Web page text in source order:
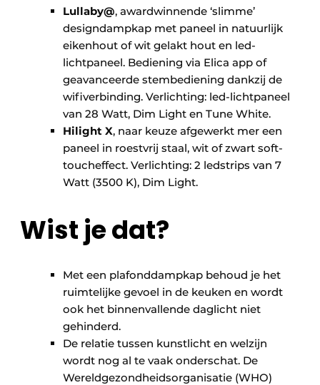
Lullaby@, awardwinnende ‘slimme’
designdampkap met paneel in natuurlijk
eikenhout of wit gelakt hout en led-
lichtpaneel. Bediening via Elica app of
geavanceerde stembediening dankzij de
wifiverbinding. Verlichting: led-lichtpaneel
van 28 Watt, Dim Light en Tune White.
Hilight X, naar keuze afgewerkt mer een
paneel in roestvrij staal, wit of zwart soft-
toucheffect. Verlichting: 2 ledstrips van 7
Watt (3500 K), Dim Light.
Wist je dat?
Met een plafonddampkap behoud je het
ruimtelijke gevoel in de keuken en wordt
ook het binnenvallende daglicht niet
gehinderd.
De relatie tussen kunstlicht en welzijn
wordt nog al te vaak onderschat. De
Wereldgezondheidsorganisatie (WHO)